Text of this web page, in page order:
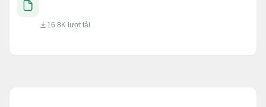
16.8K lượt tải